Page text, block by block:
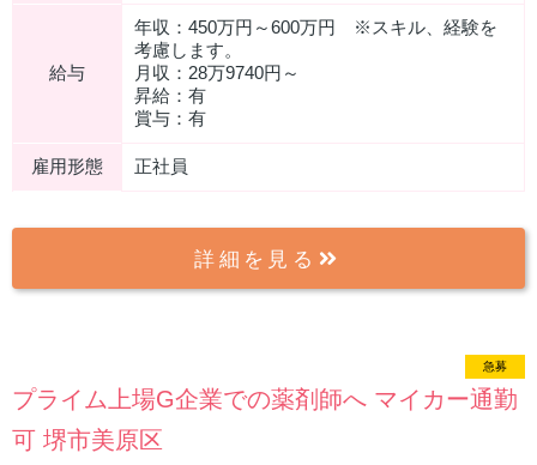
給与
年収：450万円～600万円 ※スキル、経験を
考慮します。
月収：28万9740円～
昇給：有
賞与：有
雇用形態 正社員
詳細を見る
急募
プライム上場G企業での薬剤師へ マイカー通勤
可 堺市美原区